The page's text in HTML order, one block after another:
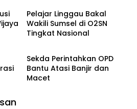
Pelajar Linggau Bakal
Wakili Sumsel di O2SN
Tingkat Nasional
Palembang
Sekda Perintahkan OPD
Bantu Atasi Banjir dan
Macet